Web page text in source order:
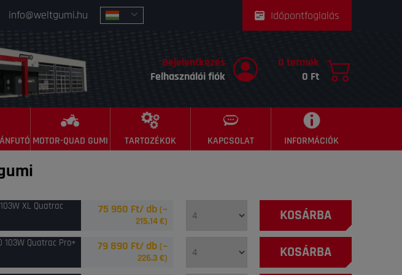
info@weltgumi.hu Időpontfoglalás
Bejelentkezés
Felhasználói fiók
0 termék
0 Ft
MOTOR-QUAD GUMI TARTOZÉKOK KAPCSOLAT INFORMÁCIÓK
XL Quatrac 75 950 Ft/ db (~
215.14€) KOSÁRBA
Quatrac Pro+ 79 890 Ft/ db (~
226.3 €) KOSÁRBA